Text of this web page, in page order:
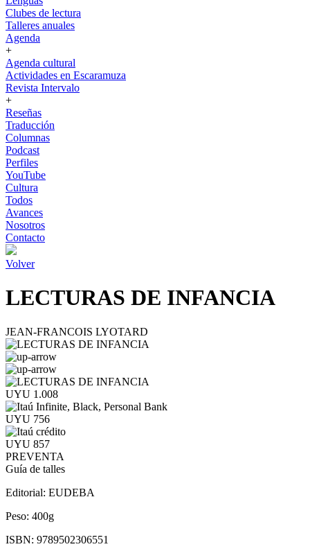
Clubes de lectura
Talleres anuales
Agenda
+
Agenda cultural
Actividades en Escaramuza
Revista Intervalo
+
Reseñas
Traducción
Columnas
Podcast
Perfiles
YouTube
Cultura
Todos
Avances
Nosotros
Contacto
Volver
LECTURAS DE INFANCIA
JEAN-FRANCOIS LYOTARD
UYU 1.008
UYU 756
UYU 857
PREVENTA
Guía de talles
Editorial: EUDEBA
Peso: 400g
ISBN: 9789502306551